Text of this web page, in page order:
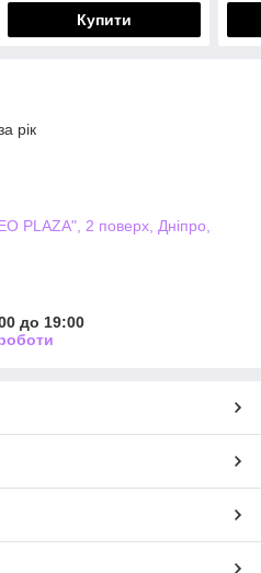
Купити
рік
PLAZA", 2 поверх, Дніпро,
до 19:00